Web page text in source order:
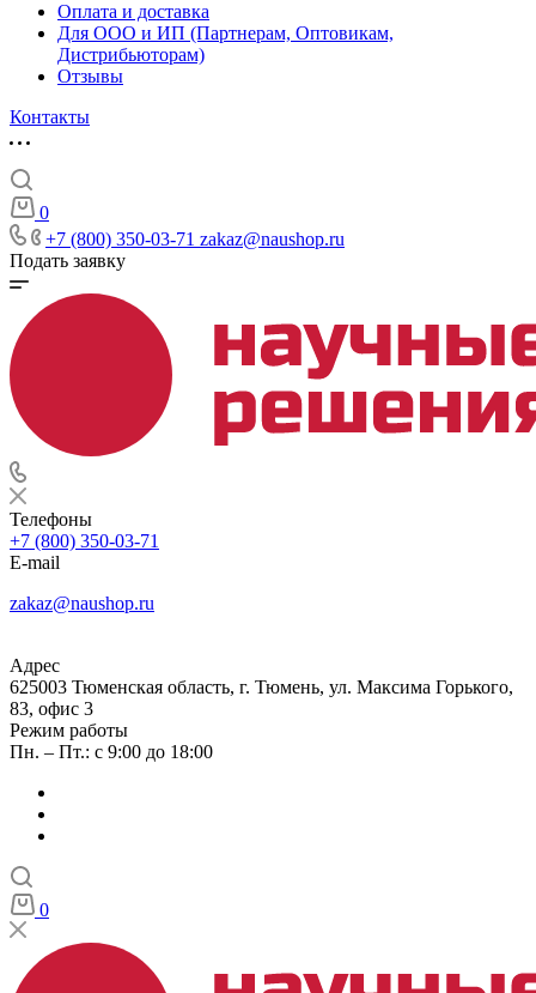
Оплата и доставка
Для ООО и ИП (Партнерам, Оптовикам,
Дистрибьюторам)
Отзывы
Контакты
0
+7 (800) 350-03-71 zakaz@naushop.ru
Подать заявку
Телефоны
+7 (800) 350-03-71
E-mail
zakaz@naushop.ru
Адрес
625003 Тюменская область, г. Тюмень, ул. Максима Горького,
83, офис 3
Режим работы
Пн. – Пт.: с 9:00 до 18:00
0